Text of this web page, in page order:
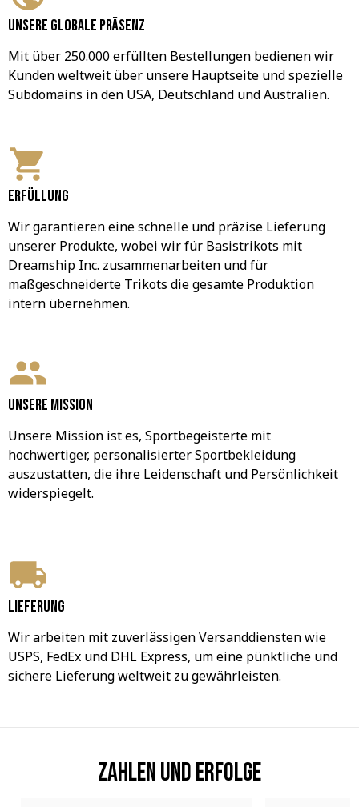
Unsere globale Präsenz
Mit über 250.000 erfüllten Bestellungen bedienen wir
Kunden weltweit über unsere Hauptseite und spezielle
Subdomains in den USA, Deutschland und Australien.
Erfüllung
Wir garantieren eine schnelle und präzise Lieferung
unserer Produkte, wobei wir für Basistrikots mit
Dreamship Inc. zusammenarbeiten und für
maßgeschneiderte Trikots die gesamte Produktion
intern übernehmen.
Unsere Mission
Unsere Mission ist es, Sportbegeisterte mit
hochwertiger, personalisierter Sportbekleidung
auszustatten, die ihre Leidenschaft und Persönlichkeit
widerspiegelt.
Lieferung
Wir arbeiten mit zuverlässigen Versanddiensten wie
USPS, FedEx und DHL Express, um eine pünktliche und
sichere Lieferung weltweit zu gewährleisten.
Zahlen und Erfolge